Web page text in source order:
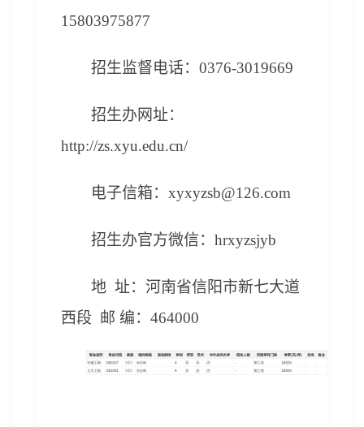
15803975877
招生监督电话： 0376-3019669
招生办网址：
http://zs.xyu.edu.cn/
电子信箱：xyxyzsb@126.com
招生办官方微信：hrxyzsjyb
地 址：河南省信阳市新七大道
西段 邮 编：464000